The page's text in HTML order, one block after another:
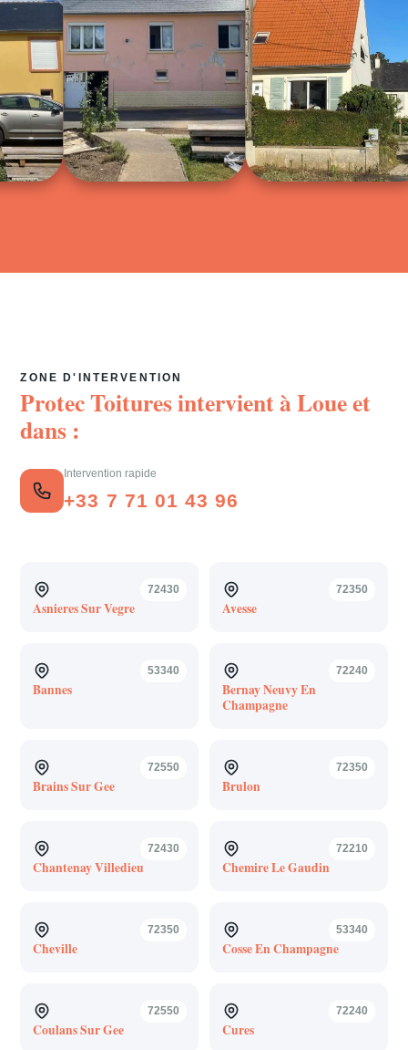
ZONE D'INTERVENTION
Protec Toitures intervient àLoueet
dans :
Intervention rapide
+33 7 71 01 43 96
72430
Asnieres Sur Vegre
72350
Avesse
53340
Bannes
72240
Bernay Neuvy En
Champagne
72550
Brains Sur Gee
72350
Brulon
72430
Chantenay Villedieu
72210
Chemire Le Gaudin
72350
Cheville
53340
Cosse En Champagne
72550
Coulans Sur Gee
72240
Cures